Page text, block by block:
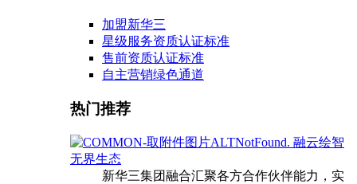
加盟新华三
星级服务资质认证标准
售前资质认证标准
自主营销绿色通道
热门推荐
融云绘智
无界生态
新华三集团融合汇聚各方合作伙伴能力，实